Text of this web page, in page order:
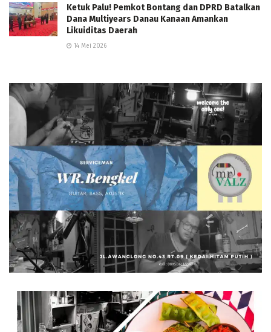
Ketuk Palu! Pemkot Bontang dan DPRD Batalkan
Dana Multiyears Danau Kanaan Amankan
Likuiditas Daerah
14 Mei 2026